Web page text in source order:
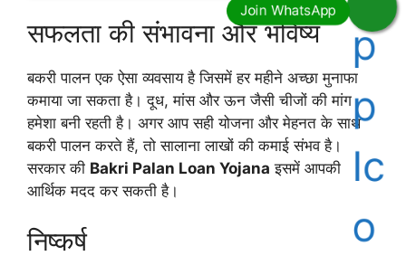
सफलता की संभावना और भविष्य
बकरी पालन एक ऐसा व्यवसाय है जिसमें हर महीने अच्छा मुनाफा
कमाया जा सकता है। दूध, मांस और ऊन जैसी चीजों की मांग
हमेशा बनी रहती है। अगर आप सही योजना और मेहनत के साथ
बकरी पालन करते हैं, तो सालाना लाखों की कमाई संभव है।
सरकार की Bakri Palan Loan Yojana इसमें आपकी
आर्थिक मदद कर सकती है।
निष्कर्ष